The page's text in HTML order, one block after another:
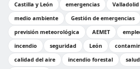
Castilla y León emergencias Valladolid
medio ambiente
Gestión de emergencias
previsión meteorológica
AEMET
incendio
seguridad León
calidad del aire
incendio forestal salud